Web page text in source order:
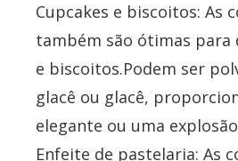
Cupcakes e biscoitos: As
também são ótimas para
e biscoitos.Podem ser
glacê ou glacê,
elegante ou uma
Enfeite de pastelaria: As